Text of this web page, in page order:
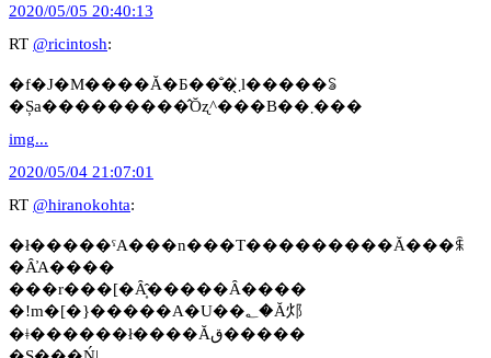
2020/05/05 20:40:13
RT @ricintosh:
�f�J�M����Ă�Ƃ��̐�܂̖͗l�����ꂢ
�Șa���������̂Ŏʐ^���B��܂���
img...
2020/05/04 21:07:01
RT @hiranokohta:
�ł�����ˁA���n���T���������Ă���ꐫ
�Ȃ̓A����
���r���[�Ȃ͎̂�����Ȃ����
�ǃm�[�}�����A�U��؂�Ă邩
�ǂ������ł����Ăق�����